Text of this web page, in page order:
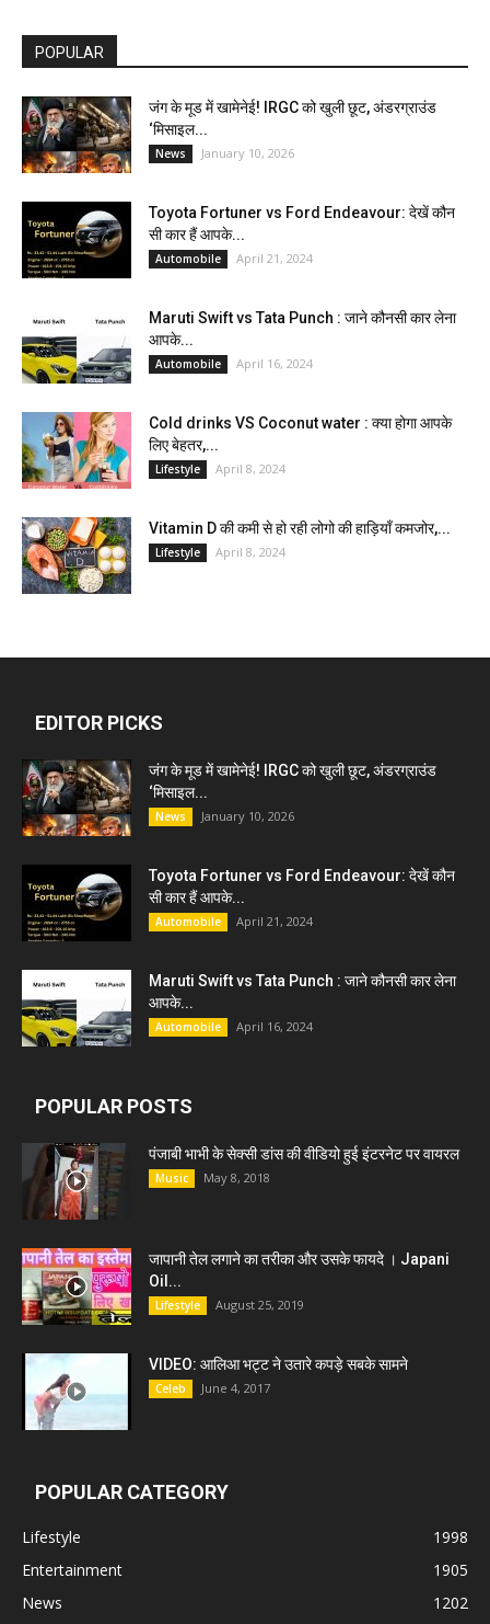
POPULAR
जंग के मूड में खामेनेई! IRGC को खुली छूट, अंडरग्राउंड
‘मिसाइल...
News January 10, 2026
Toyota Fortuner vs Ford Endeavour: देखें कौन
सी कार हैं आपके...
Automobile April 21, 2024
Maruti Swift vs Tata Punch : जाने कौनसी कार लेना
आपके...
Automobile April 16, 2024
Cold drinks VS Coconut water : क्या होगा आपके
लिए बेहतर,...
Lifestyle April 8, 2024
Vitamin D की कमी से हो रही लोगो की हाड़ियाँ कमजोर,...
Lifestyle April 8, 2024
EDITOR PICKS
जंग के मूड में खामेनेई! IRGC को खुली छूट, अंडरग्राउंड
‘मिसाइल...
News January 10, 2026
Toyota Fortuner vs Ford Endeavour: देखें कौन
सी कार हैं आपके...
Automobile April 21, 2024
Maruti Swift vs Tata Punch : जाने कौनसी कार लेना
आपके...
Automobile April 16, 2024
POPULAR POSTS
पंजाबी भाभी के सेक्सी डांस की वीडियो हुई इंटरनेट पर वायरल
Music May 8, 2018
जापानी तेल लगाने का तरीका और उसके फायदे । Japani
Oil...
Lifestyle August 25, 2019
VIDEO: आलिआ भट्ट ने उतारे कपड़े सबके सामने
Celeb June 4, 2017
POPULAR CATEGORY
Lifestyle
1998
Entertainment
1905
News
1202